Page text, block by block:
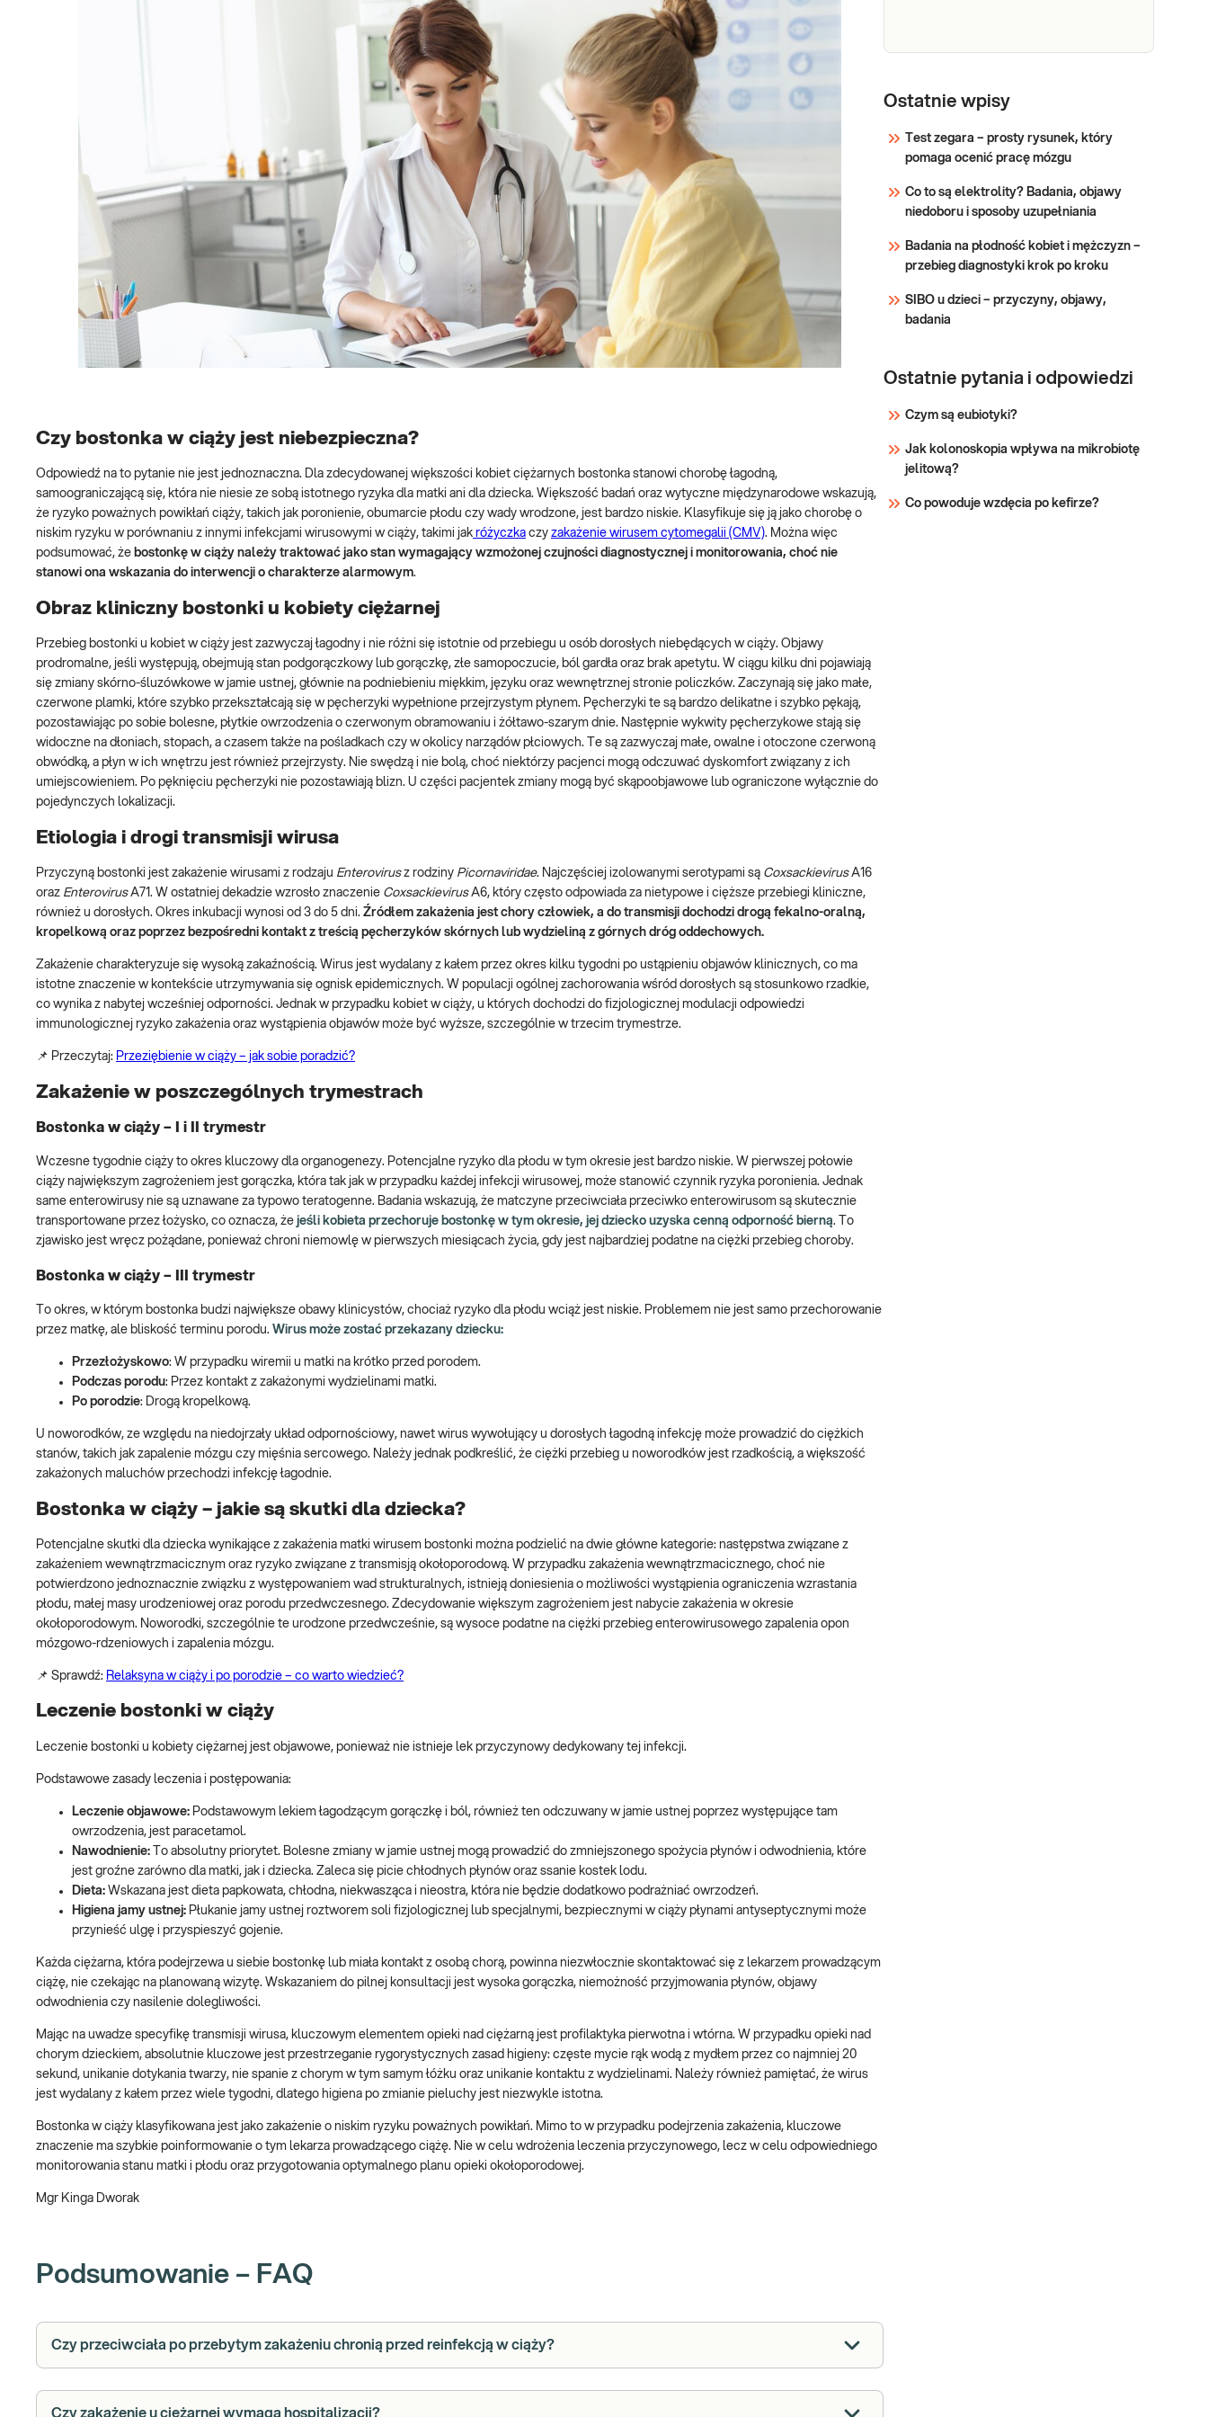
Czy bostonka w ciąży jest niebezpieczna?
Odpowiedź na to pytanie nie jest jednoznaczna. Dla zdecydowanej większości kobiet ciężarnych bostonka stanowi chorobę łagodną,
samoograniczającą się, która nie niesie ze sobą istotnego ryzyka dla matki ani dla dziecka. Większość badań oraz wytyczne międzynarodowe wskazują,
że ryzyko poważnych powikłań ciąży, takich jak poronienie, obumarcie płodu czy wady wrodzone, jest bardzo niskie. Klasyfikuje się ją jako chorobę o
niskim ryzyku w porównaniu z innymi infekcjami wirusowymi w ciąży, takimi jak różyczka czy zakażenie wirusem cytomegalii (CMV). Można więc
podsumować, że bostonkę w ciąży należy traktować jako stan wymagający wzmożonej czujności diagnostycznej i monitorowania, choć nie
stanowi ona wskazania do interwencji o charakterze alarmowym.
Obraz kliniczny bostonki u kobiety ciężarnej
Przebieg bostonki u kobiet w ciąży jest zazwyczaj łagodny i nie różni się istotnie od przebiegu u osób dorosłych niebędących w ciąży. Objawy
prodromalne, jeśli występują, obejmują stan podgorączkowy lub gorączkę, złe samopoczucie, ból gardła oraz brak apetytu. W ciągu kilku dni pojawiają
się zmiany skórno-śluzówkowe w jamie ustnej, głównie na podniebieniu miękkim, języku oraz wewnętrznej stronie policzków. Zaczynają się jako małe,
czerwone plamki, które szybko przekształcają się w pęcherzyki wypełnione przejrzystym płynem. Pęcherzyki te są bardzo delikatne i szybko pękają,
pozostawiając po sobie bolesne, płytkie owrzodzenia o czerwonym obramowaniu i żółtawo-szarym dnie. Następnie wykwity pęcherzykowe stają się
widoczne na dłoniach, stopach, a czasem także na pośladkach czy w okolicy narządów płciowych. Te są zazwyczaj małe, owalne i otoczone czerwoną
obwódką, a płyn w ich wnętrzu jest również przejrzysty. Nie swędzą i nie bolą, choć niektórzy pacjenci mogą odczuwać dyskomfort związany z ich
umiejscowieniem. Po pęknięciu pęcherzyki nie pozostawiają blizn. U części pacjentek zmiany mogą być skąpoobjawowe lub ograniczone wyłącznie do
pojedynczych lokalizacji.
Etiologia i drogi transmisji wirusa
Przyczyną bostonki jest zakażenie wirusami z rodzaju Enterovirusz rodziny Picornaviridae. Najczęściej izolowanymi serotypami są CoxsackievirusA16
oraz EnterovirusA71. W ostatniej dekadzie wzrosło znaczenie CoxsackievirusA6, który często odpowiada za nietypowe i cięższe przebiegi kliniczne,
również u dorosłych. Okres inkubacji wynosi od 3 do 5 dni. Źródłem zakażenia jest chory człowiek, a do transmisji dochodzi drogą fekalno-oralną,
kropelkową oraz poprzez bezpośredni kontakt z treścią pęcherzyków skórnych lub wydzieliną z górnych dróg oddechowych.
Zakażenie charakteryzuje się wysoką zakaźnością. Wirus jest wydalany z kałem przez okres kilku tygodni po ustąpieniu objawów klinicznych, co ma
istotne znaczenie w kontekście utrzymywania się ognisk epidemicznych. W populacji ogólnej zachorowania wśród dorosłych są stosunkowo rzadkie,
co wynika z nabytej wcześniej odporności. Jednak w przypadku kobiet w ciąży, u których dochodzi do fizjologicznej modulacji odpowiedzi
immunologicznej ryzyko zakażenia oraz wystąpienia objawów może być wyższe, szczególnie w trzecim trymestrze.
📌 Przeczytaj: Przeziębienie w ciąży – jak sobie poradzić?
Zakażenie w poszczególnych trymestrach
Bostonka w ciąży – I i II trymestr
Wczesne tygodnie ciąży to okres kluczowy dla organogenezy. Potencjalne ryzyko dla płodu w tym okresie jest bardzo niskie. W pierwszej połowie
ciąży największym zagrożeniem jest gorączka, która tak jak w przypadku każdej infekcji wirusowej, może stanowić czynnik ryzyka poronienia. Jednak
same enterowirusy nie są uznawane za typowo teratogenne. Badania wskazują, że matczyne przeciwciała przeciwko enterowirusom są skutecznie
transportowane przez łożysko, co oznacza, że jeśli kobieta przechoruje bostonkę w tym okresie, jej dziecko uzyska cenną odporność bierną. To
zjawisko jest wręcz pożądane, ponieważ chroni niemowlę w pierwszych miesiącach życia, gdy jest najbardziej podatne na ciężki przebieg choroby.
Bostonka w ciąży – III trymestr
To okres, w którym bostonka budzi największe obawy klinicystów, chociaż ryzyko dla płodu wciąż jest niskie. Problemem nie jest samo przechorowanie
przez matkę, ale bliskość terminu porodu. Wirus może zostać przekazany dziecku:
Przezłożyskowo: W przypadku wiremii u matki na krótko przed porodem.
Podczas porodu: Przez kontakt z zakażonymi wydzielinami matki.
Po porodzie: Drogą kropelkową.
U noworodków, ze względu na niedojrzały układ odpornościowy, nawet wirus wywołujący u dorosłych łagodną infekcję może prowadzić do ciężkich
stanów, takich jak zapalenie mózgu czy mięśnia sercowego. Należy jednak podkreślić, że ciężki przebieg u noworodków jest rzadkością, a większość
zakażonych maluchów przechodzi infekcję łagodnie.
Bostonka w ciąży – jakie są skutki dla dziecka?
Potencjalne skutki dla dziecka wynikające z zakażenia matki wirusem bostonki można podzielić na dwie główne kategorie: następstwa związane z
zakażeniem wewnątrzmacicznym oraz ryzyko związane z transmisją okołoporodową. W przypadku zakażenia wewnątrzmacicznego, choć nie
potwierdzono jednoznacznie związku z występowaniem wad strukturalnych, istnieją doniesienia o możliwości wystąpienia ograniczenia wzrastania
płodu, małej masy urodzeniowej oraz porodu przedwczesnego. Zdecydowanie większym zagrożeniem jest nabycie zakażenia w okresie
okołoporodowym. Noworodki, szczególnie te urodzone przedwcześnie, są wysoce podatne na ciężki przebieg enterowirusowego zapalenia opon
mózgowo-rdzeniowych i zapalenia mózgu.
📌 Sprawdź: Relaksyna w ciąży i po porodzie – co warto wiedzieć?
Leczenie bostonki w ciąży
Leczenie bostonki u kobiety ciężarnej jest objawowe, ponieważ nie istnieje lek przyczynowy dedykowany tej infekcji.
Podstawowe zasady leczenia i postępowania:
Leczenie objawowe: Podstawowym lekiem łagodzącym gorączkę i ból, również ten odczuwany w jamie ustnej poprzez występujące tam
owrzodzenia, jest paracetamol.
Nawodnienie: To absolutny priorytet. Bolesne zmiany w jamie ustnej mogą prowadzić do zmniejszonego spożycia płynów i odwodnienia, które
jest groźne zarówno dla matki, jak i dziecka. Zaleca się picie chłodnych płynów oraz ssanie kostek lodu.
Dieta: Wskazana jest dieta papkowata, chłodna, niekwasząca i nieostra, która nie będzie dodatkowo podrażniać owrzodzeń.
Higiena jamy ustnej: Płukanie jamy ustnej roztworem soli fizjologicznej lub specjalnymi, bezpiecznymi w ciąży płynami antyseptycznymi może
przynieść ulgę i przyspieszyć gojenie.
Każda ciężarna, która podejrzewa u siebie bostonkę lub miała kontakt z osobą chorą, powinna niezwłocznie skontaktować się z lekarzem prowadzącym
ciążę, nie czekając na planowaną wizytę. Wskazaniem do pilnej konsultacji jest wysoka gorączka, niemożność przyjmowania płynów, objawy
odwodnienia czy nasilenie dolegliwości.
Mając na uwadze specyfikę transmisji wirusa, kluczowym elementem opieki nad ciężarną jest profilaktyka pierwotna i wtórna. W przypadku opieki nad
chorym dzieckiem, absolutnie kluczowe jest przestrzeganie rygorystycznych zasad higieny: częste mycie rąk wodą z mydłem przez co najmniej 20
sekund, unikanie dotykania twarzy, nie spanie z chorym w tym samym łóżku oraz unikanie kontaktu z wydzielinami. Należy również pamiętać, że wirus
jest wydalany z kałem przez wiele tygodni, dlatego higiena po zmianie pieluchy jest niezwykle istotna.
Bostonka w ciąży klasyfikowana jest jako zakażenie o niskim ryzyku poważnych powikłań. Mimo to w przypadku podejrzenia zakażenia, kluczowe
znaczenie ma szybkie poinformowanie o tym lekarza prowadzącego ciążę. Nie w celu wdrożenia leczenia przyczynowego, lecz w celu odpowiedniego
monitorowania stanu matki i płodu oraz przygotowania optymalnego planu opieki okołoporodowej.
Mgr Kinga Dworak
Podsumowanie – FAQ
Czy przeciwciała po przebytym zakażeniu chronią przed reinfekcją w ciąży?
Czy zakażenie u ciężarnej wymaga hospitalizacji?
badania
trymestr
ciąży
Dedykowany dla: Kobiet w
Wskazany: → Do oceny
ogólnego stanu zdrowia kobiety
celu wykrycia infekcji
wirusowych i bakteryjnych
zagrażających przebiegowi
ciąży → Do diagnostyki stanu
Sprawdź
Ostatnie wpisy
Test zegara – prosty rysunek, który
pomaga ocenić pracę mózgu
Co to są elektrolity? Badania, objawy
niedoboru i sposoby uzupełniania
Badania na płodność kobiet i mężczyzn –
przebieg diagnostyki krok po kroku
SIBO u dzieci – przyczyny, objawy,
badania
Ostatnie pytania i odpowiedzi
Czym są eubiotyki?
Jak kolonoskopia wpływa na mikrobiotę
jelitową?
Co powoduje wzdęcia po kefirze?